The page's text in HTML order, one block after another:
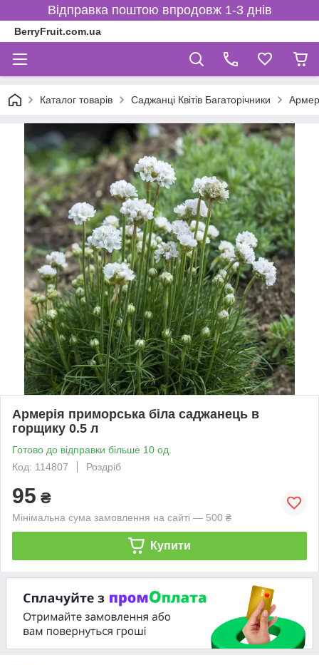
Відправка поштою впродовж 1-3 днів
BerryFruit.com.ua
Каталог товарів Саджанці Квітів Багаторічники
Армерія приморська біла саджанець в
горщику 0.5 л
Готово до відправки більше 10 од.
Код: 114807
Роздріб
95 ₴
Мінімальна сума замовлення на сайті — 500 ₴
Купити